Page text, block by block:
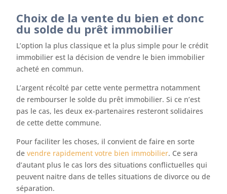
Choix de la vente du bien et donc
du solde du prêt immobilier
L’option la plus classique et la plus simple pour le crédit
immobilier est la décision de vendre le bien immobilier
acheté en commun.
L’argent récolté par cette vente permettra notamment
de rembourser le solde du prêt immobilier. Si ce n’est
pas le cas, les deux ex-partenaires resteront solidaires
de cette dette commune.
Pour faciliter les choses, il convient de faire en sorte
devendre rapidement votre bien immobilier. Ce sera
d’autant plus le cas lors des situations conflictuelles qui
peuvent naitre dans de telles situations de divorce ou de
séparation.